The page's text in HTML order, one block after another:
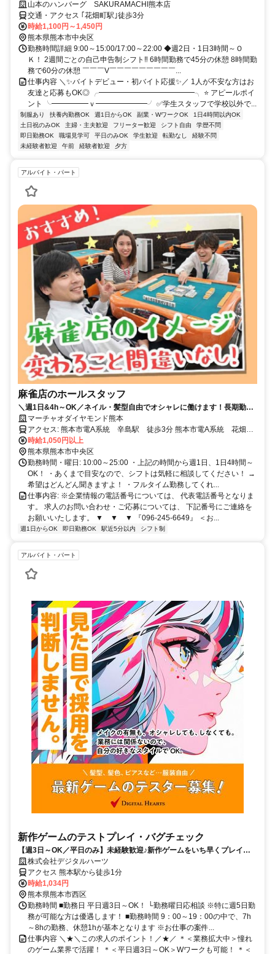
山本のハンバーグ SAKURAMACHI熊本店
交通・アクセス ｢花畑町駅｣徒歩3分
時給1,100円～1,450円
熊本県熊本市中央区
勤務時間詳細 9:00～15:00/17:00～22:00 ◆週2日・1日3時間～Ｏ
Ｋ！ 2週間ごとの自己申告制シフト‼ 6時間勤務で45分の休憩 8時間勤
務で60分の休憩 ￣￣￣V￣￣￣￣￣￣￣￣￣...
仕事内容 ＼✨バイトデビュー・初バイト応援✨／ 1人が不安な方はお
友達と応募もOK◎ ╭━━━━━━━━━━━━━╮ ⭐ アピールポイ
ント ╰━━━━━ｖ━━━━━━━╯ ✅学生スタッフで学校以外で...
制服あり 扶養内勤務OK 週1日からOK 副業・WワークOK
1日4時間以内OK
土日祝のみOK
主婦・主夫歓迎 フリーター歓迎 シフト自由
学歴不問
即日勤務OK
職場見学可 平日のみOK 学生歓迎 転勤なし
経験不問
未経験者歓迎
午前 経験者歓迎 夕方
アルバイト・パート
麻雀店のホールスタッフ
＼週1日&4h～OK／ネイル・髪型自由でオシャレに働けます！長期勤務
出来る方大歓迎！
マーチャオダイヤモンド熊本
アクセス: 熊本市電A系統 辛島駅 徒歩3分 熊本市電A系統 花畑
駅 徒歩4分
時給1,050円以上
熊本県熊本市中央区
勤務時間・曜日: 10:00～25:00 ・上記の時間から週1日、1日4時間～
OK！ ・あくまで目安なので、シフトは気軽に相談してください！ →
希望はどんどん聞きますよ！ ・フルタイム勤務してくれ...
仕事内容: ※企業情報の電話番号については、 代表電話番号となりま
す。 求人のお問い合わせ・ご応募については、 下記番号にご連絡を
お願いいたします。 ▼ ▼ ▼ 『096-245-6649』 ＜お...
週1日からOK 即日勤務OK 駅近5分以内 シフト制
アルバイト・パート
新作ゲームのテストプレイ・バグチェック
【週3日～OK／平日のみ】未経験歓迎♪新作ゲームをいち早くプレイ！
駅チカオフィス＆交通費支給有！
株式会社デジタルハーツ
アクセス 熊本駅から徒歩1分
時給1,034円
熊本県熊本市西区
勤務時間 ■勤務日 平日週3日～OK！ └勤務曜日応相談 ※特に週5日勤
務が可能な方は優遇します！ ■勤務時間 9：00～19：00の中で、7h
～8hの勤務、休憩1hが基本となります ※お仕事の案件...
仕事内容 ＼★＼この求人のポイント！／★／ ＊＜業務拡大中＞憧れ
のゲーム業界で活躍！ ＊＜平日週3日～OK＞Wワークも可能！ ＊＜